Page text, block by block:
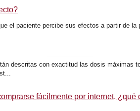
el paciente percibe sus efectos a partir de la
descritas con exactitud las dosis máximas
fácilmente por internet,